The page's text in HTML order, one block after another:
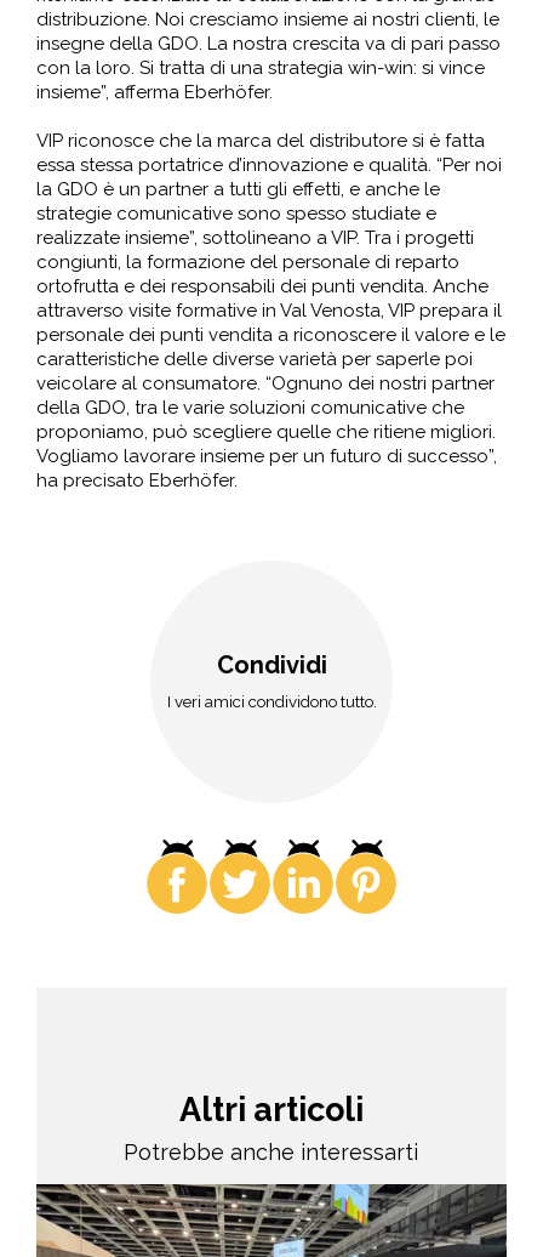
distribuzione. Noi cresciamo insieme ai nostri clienti, le
insegne della GDO. La nostra crescita va di pari passo
con la loro. Si tratta di una strategia win-win: si vince
insieme”, afferma Eberhöfer.
VIP riconosce che la marca del distributore si è fatta
essa stessa portatrice d’innovazione e qualità. “Per noi
la GDO è un partner a tutti gli effetti, e anche le
strategie comunicative sono spesso studiate e
realizzate insieme”, sottolineano a VIP. Tra i progetti
congiunti, la formazione del personale di reparto
ortofrutta e dei responsabili dei punti vendita. Anche
attraverso visite formative in Val Venosta, VIP prepara il
personale dei punti vendita a riconoscere il valore e le
caratteristiche delle diverse varietà per saperle poi
veicolare al consumatore. “Ognuno dei nostri partner
della GDO, tra le varie soluzioni comunicative che
proponiamo, può scegliere quelle che ritiene migliori.
Vogliamo lavorare insieme per un futuro di successo”,
ha precisato Eberhöfer.
Condividi
I veri amici condividono tutto.
Altri articoli
Potrebbe anche interessarti